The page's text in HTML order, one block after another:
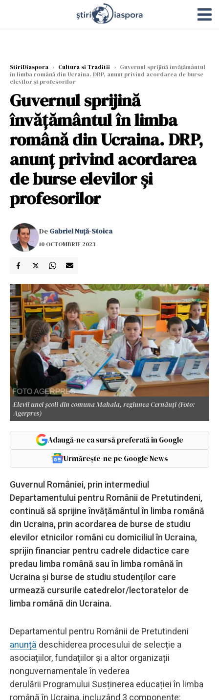
StiriDiaspora › Cultura si Traditii › Guvernul sprijină învățământul
în limba română din Ucraina. DRP, anunț privind acordarea de burse
elevilor și profesorilor
Guvernul sprijină
învățământul în limba
română din Ucraina. DRP,
anunț privind acordarea
de burse elevilor și
profesorilor
De Gabriel Nuță-Stoica
10 OCTOMBRIE 2023
Elevii unei școli din comuna Mahala, regiunea Cernăuți (Foto:
Agerpres)
Adaugă-ne ca sursă preferată în Google
Urmărește-ne pe Google News
Guvernul României, prin intermediul
Departamentului pentru Românii de Pretutindeni,
continuă să sprijine învățământul în limba română
din Ucraina, prin acordarea de burse de studiu
elevilor etnicilor români cu domiciliul în Ucraina,
sprijin financiar pentru cadrele didactice care
predau limba română sau în limba română în
Ucraina și burse de studiu studenților care
urmează cursurile catedrelor/lectoratelor de
limba română din Ucraina.
Departamentul pentru Românii de Pretutindeni
anunță deschiderea procesului de selecție a
asociațiilor, fundațiilor și a altor organizații
nonguvernamentale în vederea
derulării Programului Susținerea educației în limba
română în Ucraina, incluzând 3 componente: